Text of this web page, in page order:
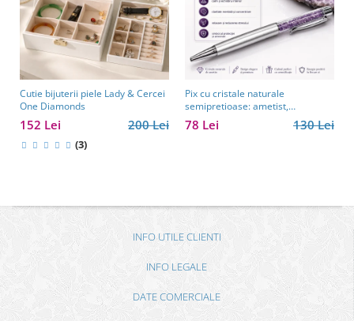
Cutie bijuterii piele Lady & Cercei
One Diamonds
200 Lei
152 Lei
(3)
Pix cu cristale naturale
semipretioase: ametist,
aventurin, lapis lazuli, ochi de
tigru, citrin și cuarț roz
130 Lei
78 Lei
INFO UTILE CLIENTI
INFO LEGALE
DATE COMERCIALE